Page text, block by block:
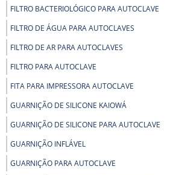
FILTRO BACTERIOLÓGICO PARA AUTOCLAVE
FILTRO DE ÁGUA PARA AUTOCLAVES
FILTRO DE AR PARA AUTOCLAVES
FILTRO PARA AUTOCLAVE
FITA PARA IMPRESSORA AUTOCLAVE
GUARNIÇÃO DE SILICONE KAIOWÁ
GUARNIÇÃO DE SILICONE PARA AUTOCLAVE
GUARNIÇÃO INFLÁVEL
GUARNIÇÃO PARA AUTOCLAVE